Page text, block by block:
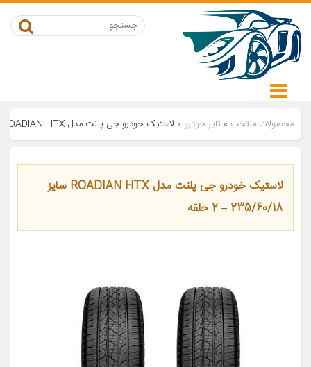
محصولات منتخب » تایر خودرو » لاستیک خودرو جی پلنت مدل ROADIAN HTX سایز 235/60/18 – 2 حلقه
لاستیک خودرو جی پلنت مدل ROADIAN HTX سایز
235/60/18 – 2 حلقه